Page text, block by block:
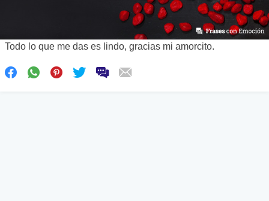
Todo lo que me das es lindo, gracias mi amorcito.